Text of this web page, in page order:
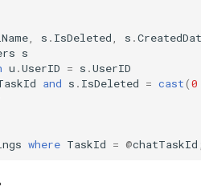
s . IsDeleted s .
s
u .UserID = s .UserID
and s . IsDeleted = cast(0
where TaskId = @chatTaskId